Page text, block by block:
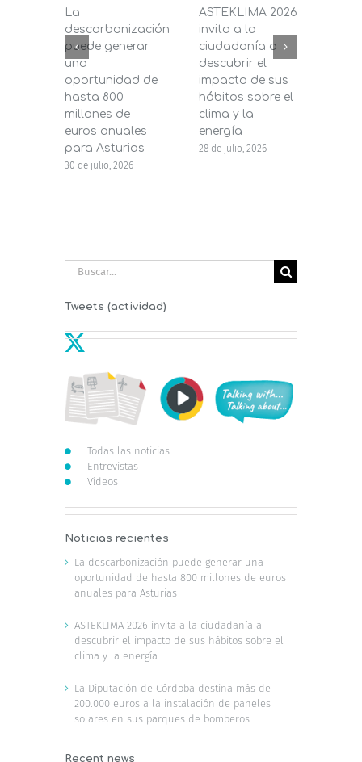
La
descarbonización
puede generar
una
oportunidad de
hasta 800
millones de
euros anuales
para Asturias
30 de julio, 2026
ASTEKLIMA 2026
invita a la
ciudadanía a
descubrir el
impacto de sus
hábitos sobre el
clima y la
energía
28 de julio, 2026
Buscar:
Tweets (actividad)
Todas las noticias
Entrevistas
Vídeos
Noticias recientes
La descarbonización puede generar una
oportunidad de hasta 800 millones de euros
anuales para Asturias
ASTEKLIMA 2026 invita a la ciudadanía a
descubrir el impacto de sus hábitos sobre el
clima y la energía
La Diputación de Córdoba destina más de
200.000 euros a la instalación de paneles
solares en sus parques de bomberos
Recent news